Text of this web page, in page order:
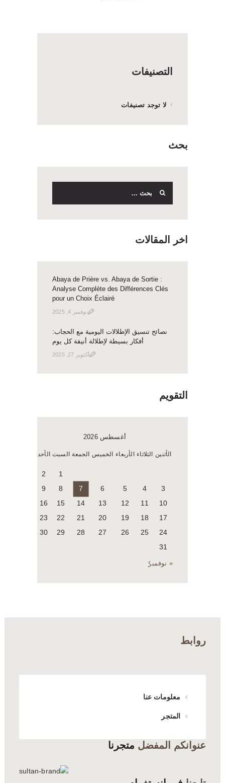
التصنيفات
لا توجد تصنيفات
بحث
عن:
اخر المقالات
Abaya de Prière vs. Abaya de Sortie :
Analyse Complète des Différences Clés
pour un Choix Éclairé
نوفمبر 4, 2025
نصائح تنسيق الإطلالات اليومية مع الحجاب:
أفكار بسيطة لإطلالة أنيقة كل يوم
أكتوبر 27, 2025
التقويم
أغسطس 2026
الأثنين الثلاثاء الأربعاء الخميس الجمعة السبت الأحد
1
2
3
4
5
6
7
8
9
10
11
12
13
14
15
16
17
18
19
20
21
22
23
24
25
26
27
28
29
30
31
« نوفمبر
روابط
معلومات عنا
المتجر
عنوانكم المفضل متجرنا